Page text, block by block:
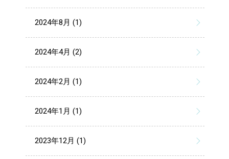
2024年8月 (1)
2024年4月 (2)
2024年2月 (1)
2024年1月 (1)
2023年12月 (1)